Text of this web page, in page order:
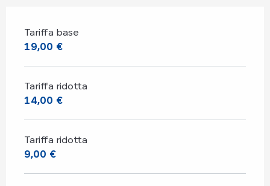
Tariffa base
19,00 €
Tariffa ridotta
14,00 €
Tariffa ridotta
9,00 €